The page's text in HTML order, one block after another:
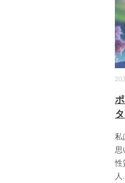
私
思
性
人